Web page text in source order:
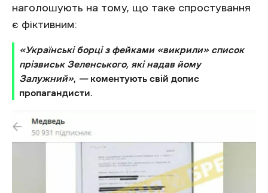
наголошують на тому, що таке спростування
є фіктивним:
«Українські борці з фейками «викрили» список
прізвиськ Зеленського, які надав йому
Залужний», —коментують свій допис
пропагандисти.